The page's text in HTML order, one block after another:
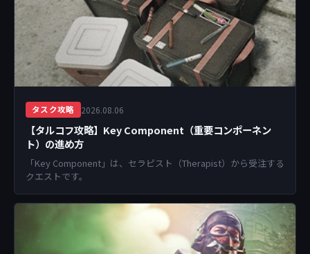
タスク攻略 2026.08.06
【タルコフ攻略】Key Component（重要コンポーネン
ト）の進め方
「Key Component」は、セラピスト（Therapist）から受注する
クエストです。